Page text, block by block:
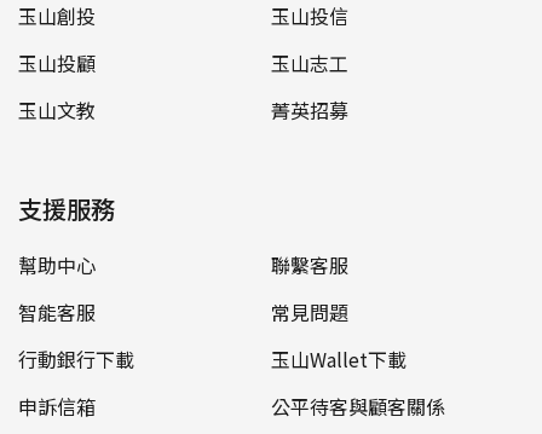
玉山創投
玉山投信
玉山投顧
玉山志工
玉山文教
菁英招募
支援服務
幫助中心
聯繫客服
智能客服
常見問題
行動銀行下載
玉山Wallet下載
申訴信箱
公平待客與顧客關係